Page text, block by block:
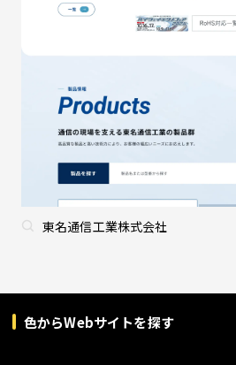
東名通信工業株式会社
色からWebサイトを探す